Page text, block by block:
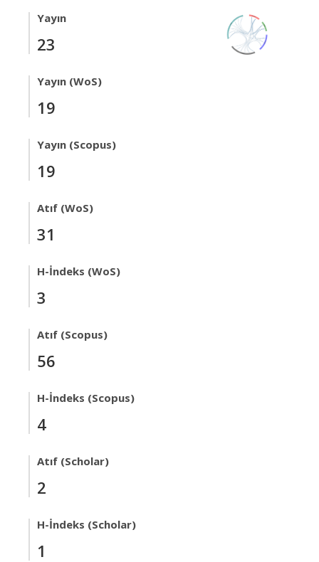
Yayın
23
Yayın (WoS)
19
Yayın (Scopus)
19
Atıf (WoS)
31
H-İndeks (WoS)
3
Atıf (Scopus)
56
H-İndeks (Scopus)
4
Atıf (Scholar)
2
H-İndeks (Scholar)
1